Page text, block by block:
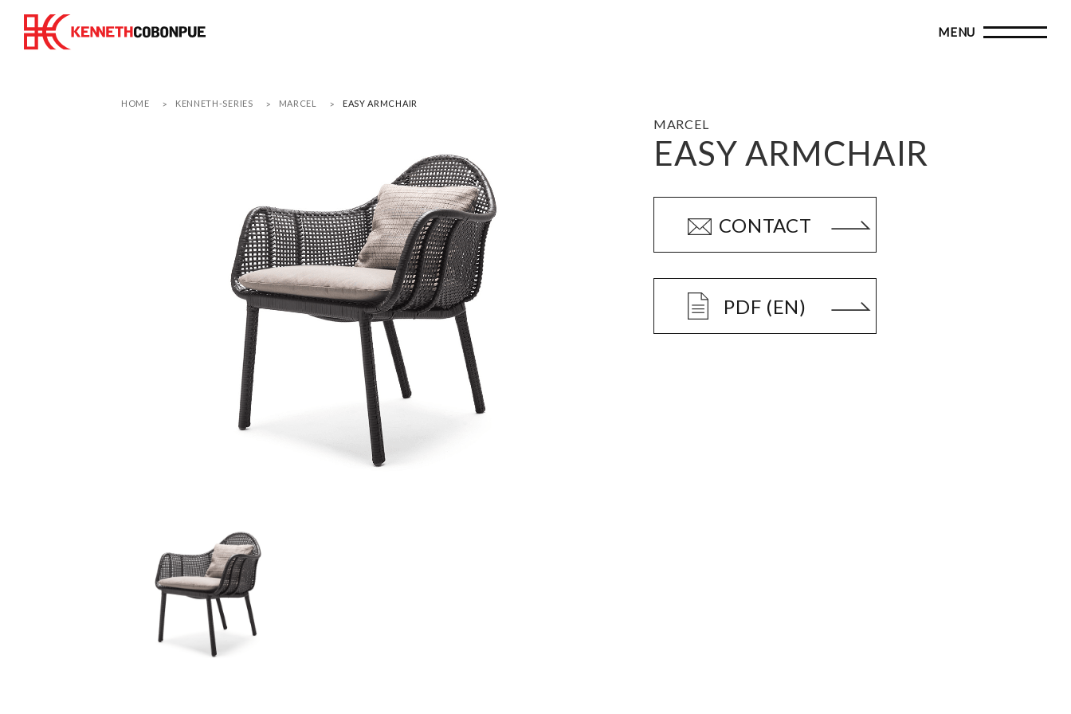
HOME KENNETH-SERIES MARCEL EASY ARMCHAIR
MARCEL
EASY ARMCHAIR
CONTACT
PDF (EN)